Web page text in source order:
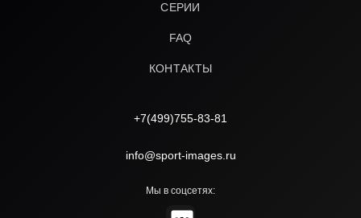
СЕРИИ
FAQ
КОНТАКТЫ
+7(499)755-83-81
info@sport-images.ru
Мы в соцсетях: